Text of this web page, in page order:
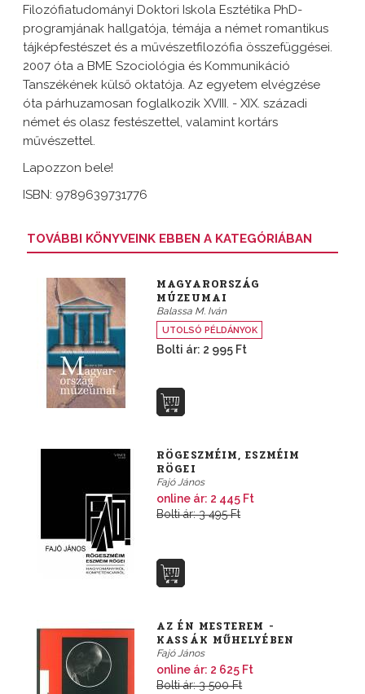
Filozófiatudományi Doktori Iskola Esztétika PhD-
programjának hallgatója, témája a német romantikus
tájképfestészet és a művészetfilozófia összefüggései.
2007 óta a BME Szociológia és Kommunikáció
Tanszékének külső oktatója. Az egyetem elvégzése
óta párhuzamosan foglalkozik XVIII. - XIX. századi
német és olasz festészettel, valamint kortárs
művészettel.
Lapozzon bele!
ISBN: 9789639731776
TOVÁBBI KÖNYVEINK EBBEN A KATEGÓRIÁBAN
MAGYARORSZÁG
MÚZEUMAI
Balassa M. Iván
UTOLSÓ PÉLDÁNYOK
Bolti ár: 2 995 Ft
RÖGESZMÉIM, ESZMÉIM
RÖGEI
Fajó János
online ár: 2 445 Ft
Bolti ár: 3 495 Ft
AZ ÉN MESTEREM -
KASSÁK MŰHELYÉBEN
Fajó János
online ár: 2 625 Ft
Bolti ár: 3 500 Ft